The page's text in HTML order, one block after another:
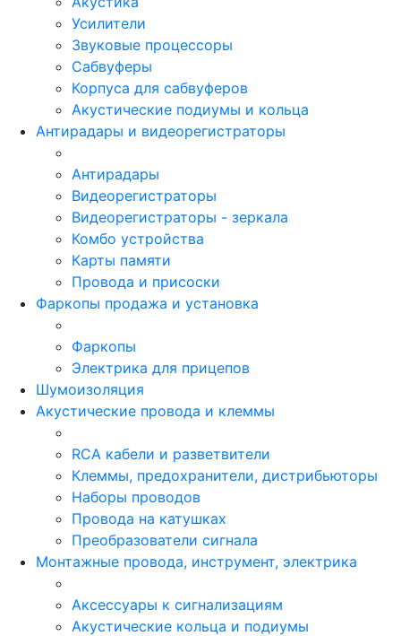
Усилители
Звуковые процессоры
Сабвуферы
Корпуса для сабвуферов
Акустические подиумы и кольца
Антирадары и видеорегистраторы
Антирадары
Видеорегистраторы
Видеорегистраторы - зеркала
Комбо устройства
Карты памяти
Провода и присоски
Фаркопы продажа и установка
Фаркопы
Электрика для прицепов
Шумоизоляция
Акустические провода и клеммы
RCA кабели и разветвители
Клеммы, предохранители, дистрибьюторы
Наборы проводов
Провода на катушках
Преобразователи сигнала
Монтажные провода, инструмент, электрика
Аксессуары к сигнализациям
Акустические кольца и подиумы